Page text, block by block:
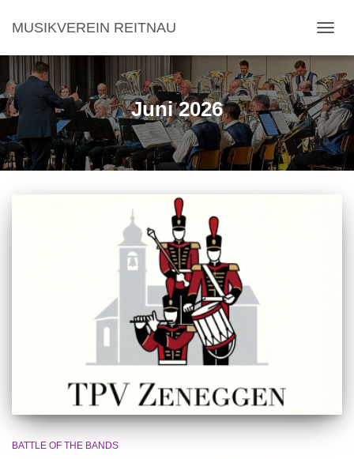
MUSIKVEREIN REITNAU
Juni 2026
BATTLE OF THE BANDS